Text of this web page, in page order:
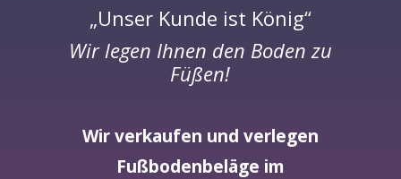
„Unser Kunde ist König“
Wir legen Ihnen den Boden zu
Füßen!
Wir verkaufen und verlegen
Fußbodenbeläge im